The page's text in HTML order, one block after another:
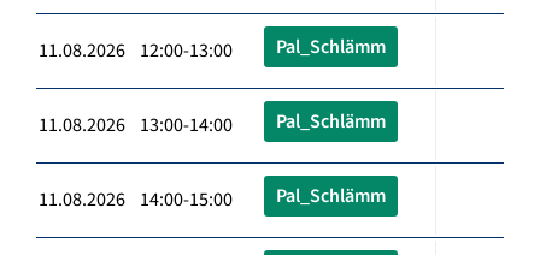
11.08.2026 12:00-13:00 Pal_Schlämm
11.08.2026 13:00-14:00 Pal_Schlämm
11.08.2026 14:00-15:00 Pal_Schlämm